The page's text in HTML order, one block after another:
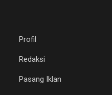
Profil
Redaksi
Pasang Iklan